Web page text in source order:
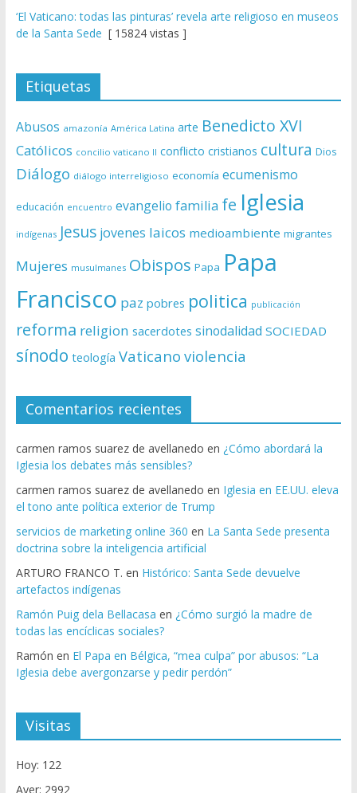
‘El Vaticano: todas las pinturas’ revela arte religioso en museos
de la Santa Sede [ 15824 vistas ]
Etiquetas
Abusos amazonía América Latina arte Benedicto XVI
Católicos concilio vaticano II conflicto cristianos cultura Dios
Diálogo diálogo interreligioso economía ecumenismo
educación encuentro evangelio familia fe Iglesia
indígenas Jesus jovenes laicos medioambiente migrantes
Mujeres musulmanes Obispos Papa Papa
Francisco paz pobres politica publicación
reforma religion sacerdotes sinodalidad SOCIEDAD
sínodo teología Vaticano violencia
Comentarios recientes
carmen ramos suarez de avellanedo en ¿Cómo abordará la
Iglesia los debates más sensibles?
carmen ramos suarez de avellanedo en Iglesia en EE.UU. eleva
el tono ante política exterior de Trump
servicios de marketing online 360 en La Santa Sede presenta
doctrina sobre la inteligencia artificial
ARTURO FRANCO T. en Histórico: Santa Sede devuelve
artefactos indígenas
Ramón Puig dela Bellacasa en ¿Cómo surgió la madre de
todas las encíclicas sociales?
Ramón en El Papa en Bélgica, “mea culpa” por abusos: “La
Iglesia debe avergonzarse y pedir perdón”
Visitas
Hoy: 122
Ayer: 2992